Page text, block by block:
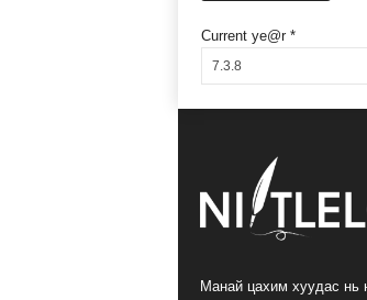
Current ye@r *
Манай цахим хуудас нь